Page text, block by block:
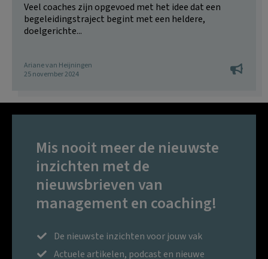
Veel coaches zijn opgevoed met het idee dat een
begeleidingstraject begint met een heldere,
doelgerichte...
Ariane van Heijningen
25 november 2024
Mis nooit meer de nieuwste
inzichten met de
nieuwsbrieven van
management en coaching!
De nieuwste inzichten voor jouw vak
Actuele artikelen, podcast en nieuwe